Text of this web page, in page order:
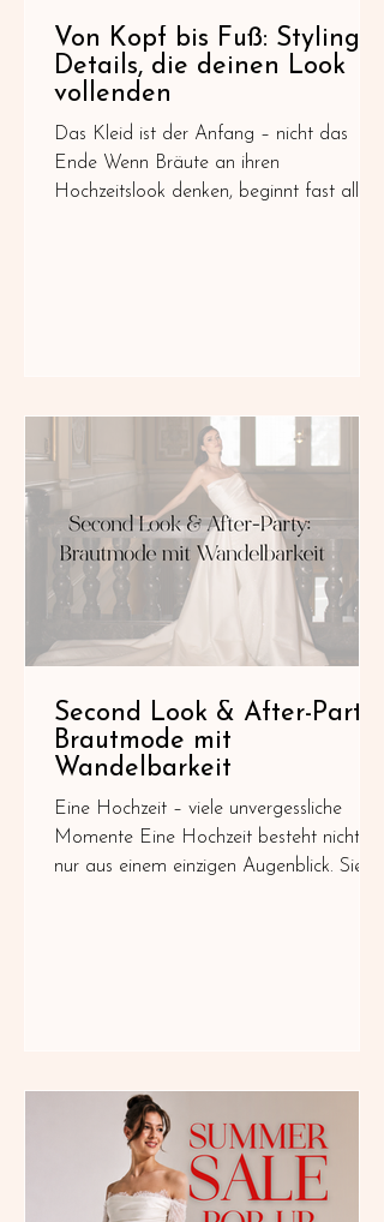
Von Kopf bis Fuß: Styling-
Details, die deinen Look
vollenden
Das Kleid ist der Anfang – nicht das
Ende Wenn Bräute an ihren
Hochzeitslook denken, beginnt fast alles
harmonischen Gesamtlook. Ein stilvoller
Hochzeitslook entsteht nicht dadurch,
dass jedes einzelne Element für sich
besonders auffällt
Second Look & After-Party:
Brautmode mit
Wandelbarkeit
Eine Hochzeit – viele unvergessliche
Momente Eine Hochzeit besteht nicht
nur aus einem einzigen Augenblick. Sie
auch der Wunsch vieler Bräute nach
einem Brautlook, der diesen Tag
begleitet. Während frühe